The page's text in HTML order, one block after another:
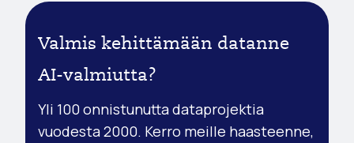
Valmis kehittämään datanne
AI-valmiutta?
Yli 100 onnistunutta dataprojektia
vuodesta 2000. Kerro meille haasteenne,